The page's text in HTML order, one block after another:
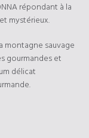
répondant à la
mystérieux.
montagne sauvage
gourmandes et
délicat